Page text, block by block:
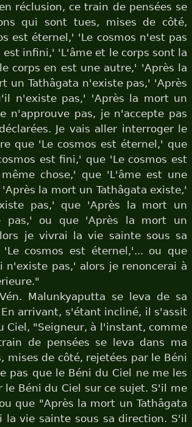
réclusion, ce train de pensées se
qui sont tues, mises de côté,
est éternel,' 'Le cosmos n'est pas
infini,' 'L'âme et le corps sont la
corps en est une autre,' 'Après la
un Tathâgata n'existe pas,' 'Après
n'existe pas,' 'Après la mort un
n'approuve pas, je n'accepte pas
Je vais aller interroger le
que 'Le cosmos est éternel,' que
est fini,' que 'Le cosmos est
chose,' que 'L'âme est une
la mort un Tathâgata existe,'
pas,' que 'Après la mort un
pas,' ou que 'Après la mort un
je vivrai la vie sainte sous sa
cosmos est éternel,'... ou que
pas,' alors je renoncerai à
Malunkyaputta se leva de sa
arrivant, s'étant incliné, il s'assit
Ciel, "Seigneur, à l'instant, comme
de pensées se leva dans ma
mises de côté, rejetées par le Béni
pas que le Béni du Ciel ne me les
le Béni du Ciel sur ce sujet. S'il me
que "Après la mort un Tathâgata
vie sainte sous sa direction. S'il